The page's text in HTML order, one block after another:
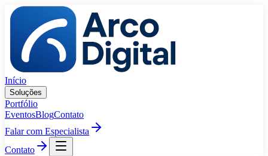
Pular para o conteúdo
Início
Soluções
Portfólio
EventosBlogContato
Falar com Especialista
Contato